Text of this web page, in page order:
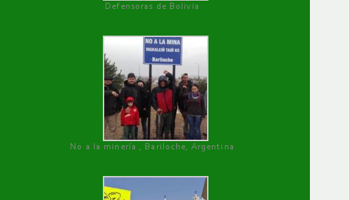
Defensoras de Bolivia
No a la minería , Bariloche, Argentina